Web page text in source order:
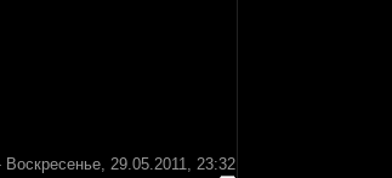
Воскресенье, 29.05.2011, 23:32